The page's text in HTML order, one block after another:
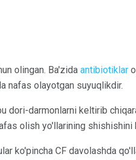
olingan. Ba'zida antibiotiklar
nafas olayotgan suyuqlikdir.
dori-darmonlarni keltirib
olish yo'llarining shishishini
ko'pincha CF davolashda